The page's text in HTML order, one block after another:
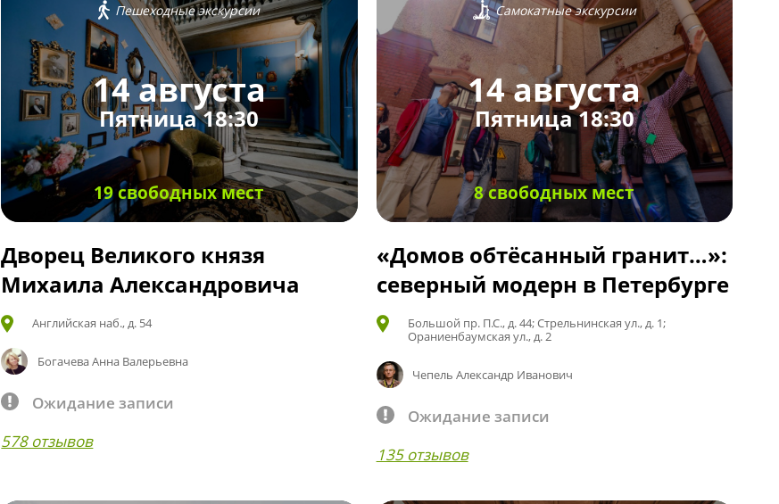
Пешеходные экскурсии
14 августа
Пятница 18:30
19 свободных мест
Дворец Великого князя
Михаила Александровича
Английская наб., д. 54
Богачева Анна Валерьевна
Ожидание записи
578 отзывов
Самокатные экскурсии
14 августа
Пятница 18:30
8 свободных мест
«Домов обтёсанный гранит…»:
северный модерн в Петербурге
Большой пр. П.С., д. 44; Стрельнинская ул., д. 1;
Ораниенбаумская ул., д. 2
Чепель Александр Иванович
Ожидание записи
135 отзывов